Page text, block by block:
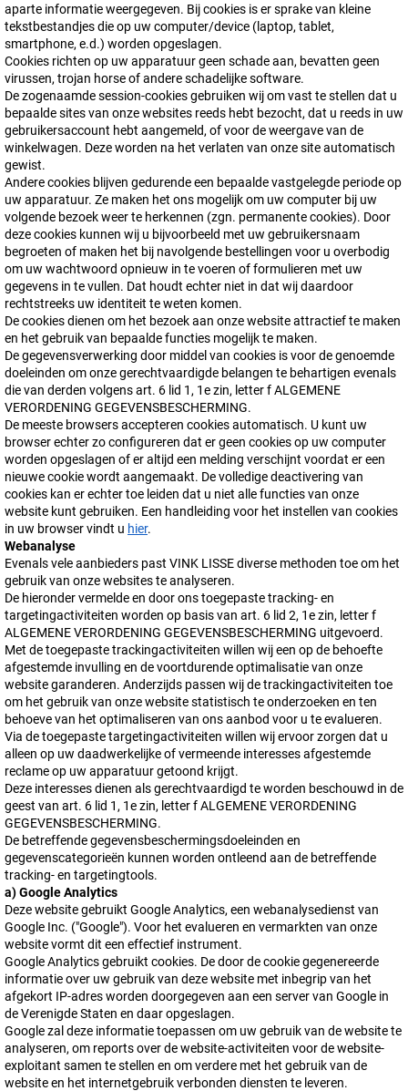
aparte informatie weergegeven. Bij cookies is er sprake van kleine
tekstbestandjes die op uw computer/device (laptop, tablet,
smartphone, e.d.) worden opgeslagen.
Cookies richten op uw apparatuur geen schade aan, bevatten geen
virussen, trojan horse of andere schadelijke software.
De zogenaamde session-cookies gebruiken wij om vast te stellen dat u
bepaalde sites van onze websites reeds hebt bezocht, dat u reeds in uw
gebruikersaccount hebt aangemeld, of voor de weergave van de
winkelwagen. Deze worden na het verlaten van onze site automatisch
gewist.
Andere cookies blijven gedurende een bepaalde vastgelegde periode op
uw apparatuur. Ze maken het ons mogelijk om uw computer bij uw
volgende bezoek weer te herkennen (zgn. permanente cookies). Door
deze cookies kunnen wij u bijvoorbeeld met uw gebruikersnaam
begroeten of maken het bij navolgende bestellingen voor u overbodig
om uw wachtwoord opnieuw in te voeren of formulieren met uw
gegevens in te vullen. Dat houdt echter niet in dat wij daardoor
rechtstreeks uw identiteit te weten komen.
De cookies dienen om het bezoek aan onze website attractief te maken
en het gebruik van bepaalde functies mogelijk te maken.
De gegevensverwerking door middel van cookies is voor de genoemde
doeleinden om onze gerechtvaardigde belangen te behartigen evenals
die van derden volgens art. 6 lid 1, 1e zin, letter f ALGEMENE
VERORDENING GEGEVENSBESCHERMING.
De meeste browsers accepteren cookies automatisch. U kunt uw
browser echter zo configureren dat er geen cookies op uw computer
worden opgeslagen of er altijd een melding verschijnt voordat er een
nieuwe cookie wordt aangemaakt. De volledige deactivering van
cookies kan er echter toe leiden dat u niet alle functies van onze
website kunt gebruiken. Een handleiding voor het instellen van cookies
in uw browser vindt u hier.
Webanalyse
Evenals vele aanbieders past VINK LISSE diverse methoden toe om het
gebruik van onze websites te analyseren.
De hieronder vermelde en door ons toegepaste tracking- en
targetingactiviteiten worden op basis van art. 6 lid 2, 1e zin, letter f
ALGEMENE VERORDENING GEGEVENSBESCHERMING uitgevoerd.
Met de toegepaste trackingactiviteiten willen wij een op de behoefte
afgestemde invulling en de voortdurende optimalisatie van onze
website garanderen. Anderzijds passen wij de trackingactiviteiten toe
om het gebruik van onze website statistisch te onderzoeken en ten
behoeve van het optimaliseren van ons aanbod voor u te evalueren.
Via de toegepaste targetingactiviteiten willen wij ervoor zorgen dat u
alleen op uw daadwerkelijke of vermeende interesses afgestemde
reclame op uw apparatuur getoond krijgt.
Deze interesses dienen als gerechtvaardigd te worden beschouwd in de
geest van art. 6 lid 1, 1e zin, letter f ALGEMENE VERORDENING
GEGEVENSBESCHERMING.
De betreffende gegevensbeschermingsdoeleinden en
gegevenscategorieën kunnen worden ontleend aan de betreffende
tracking- en targetingtools.
a) Google Analytics
Deze website gebruikt Google Analytics, een webanalysedienst van
Google Inc. ("Google"). Voor het evalueren en vermarkten van onze
website vormt dit een effectief instrument.
Google Analytics gebruikt cookies. De door de cookie gegenereerde
informatie over uw gebruik van deze website met inbegrip van het
afgekort IP-adres worden doorgegeven aan een server van Google in
de Verenigde Staten en daar opgeslagen.
Google zal deze informatie toepassen om uw gebruik van de website te
analyseren, om reports over de website-activiteiten voor de website-
exploitant samen te stellen en om verdere met het gebruik van de
website en het internetgebruik verbonden diensten te leveren.